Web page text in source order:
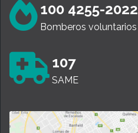
100 4255-2022
Bomberos voluntarios
107
SAME